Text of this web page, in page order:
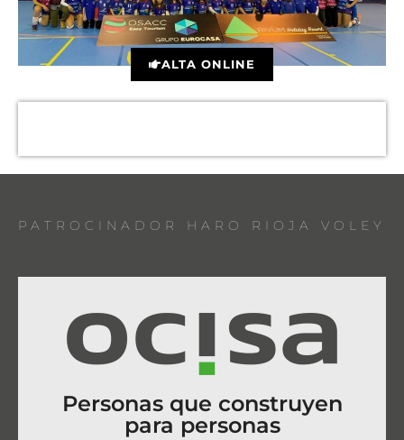
ALTA ONLINE
PATROCINADOR HARO RIOJA VOLEY
Personas que construyen
para personas